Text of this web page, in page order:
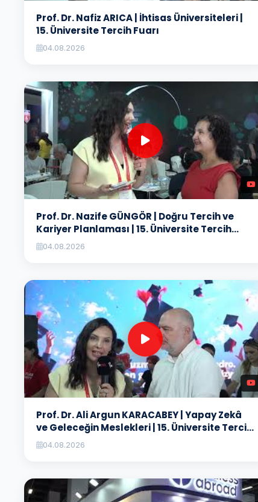
Prof. Dr. Nafiz ARICA | İhtisas Üniversiteleri |
15. Üniversite Tercih Fuarı
04.08.2026
Prof. Dr. Nazife GÜNGÖR | Doğru Tercih ve
Kariyer Planlaması | 15. Üniversite Tercih
Fuarı
04.08.2026
Prof. Dr. Ali Argun KARACABEY | Yapay Zekâ
ve Geleceğin Meslekleri | 15. Üniversite Tercih
Fuarı
04.08.2026